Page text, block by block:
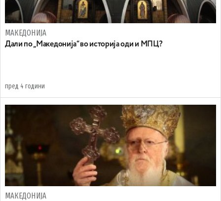
МАКЕДОНИЈА
Дали по „Македонија“ во историја оди и МПЦ?
пред 4 години
МАКЕДОНИЈА